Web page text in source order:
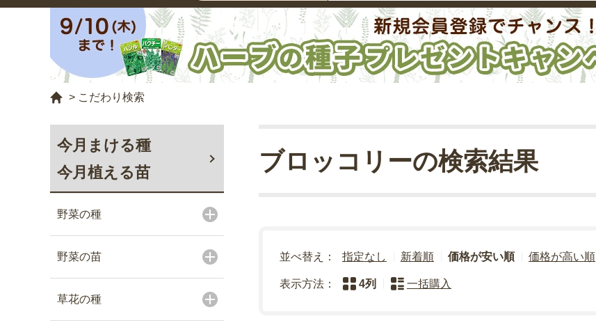
> こだわり検索
今月まける種
今月植える苗
野菜の種
野菜の苗
草花の種
ブロッコリーの検索結果
並べ替え： 指定なし 新着順 価格が安い順 価格が高い順
表示方法： 4列 一括購入